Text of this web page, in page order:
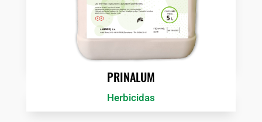
PRINALUM
Herbicidas